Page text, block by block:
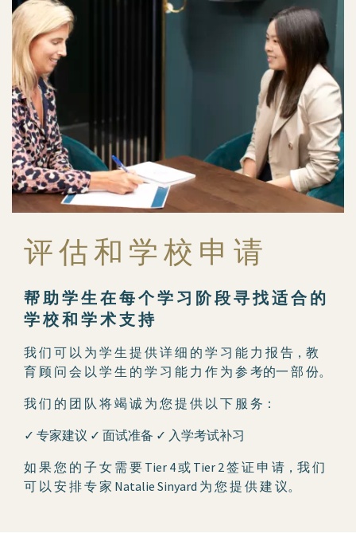
评 估 和 学 校 申 请
帮 助 学 生 在 每 个 学 习 阶 段 寻 找 适 合 的
学 校 和 学 术 支 持
我 们 可 以 为 学 生 提 供 详 细 的 学 习 能 力 报 告，教
育 顾 问 会 以 学 生 的 学 习 能 力 作 为 参 考的一 部 份。
我 们 的 团 队 将 竭 诚 为 您 提 供 以 下 服 务：
✓ 专家建议 ✓ 面试准备 ✓ 入学考试补习
如 果 您 的 子 女 需 要 Tier 4 或 Tier 2 签 证 申 请，我 们
可 以 安 排 专 家 Natalie Sinyard 为 您 提 供 建 议。